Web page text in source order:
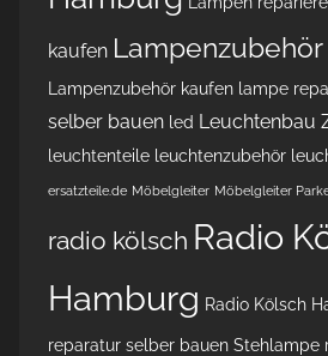
kaufen
Lampenzubehör kaufen lampe
selber bauen led Leuchtenbau
leuchtenteile leuchtenzubehör
ersatzteile.de Möbelgleiter Möbelgleiter
radio kölsch Radio
Hamburg Radio Kölsch
reparatur selber bauen Stehlampe